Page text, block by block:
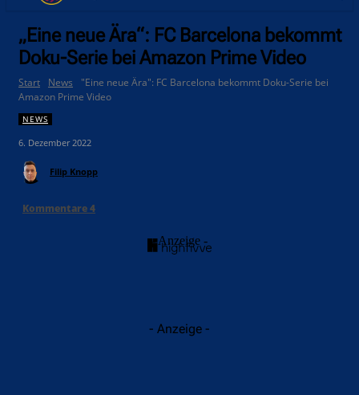
„Eine neue Ära“: FC Barcelona bekommt
Doku-Serie bei Amazon Prime Video
Start News
"Eine neue Ära": FC Barcelona bekommt Doku-Serie bei
Amazon Prime Video
NEWS
6. Dezember 2022
Filip Knopp
Kommentare4
- Anzeige -
- Anzeige -